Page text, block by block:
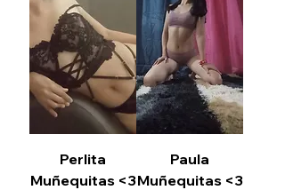
Perlita
Muñequitas <3
Paula
Muñequitas <3